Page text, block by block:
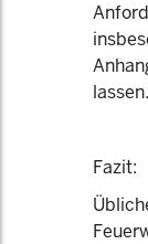
lassen.
Fazit: